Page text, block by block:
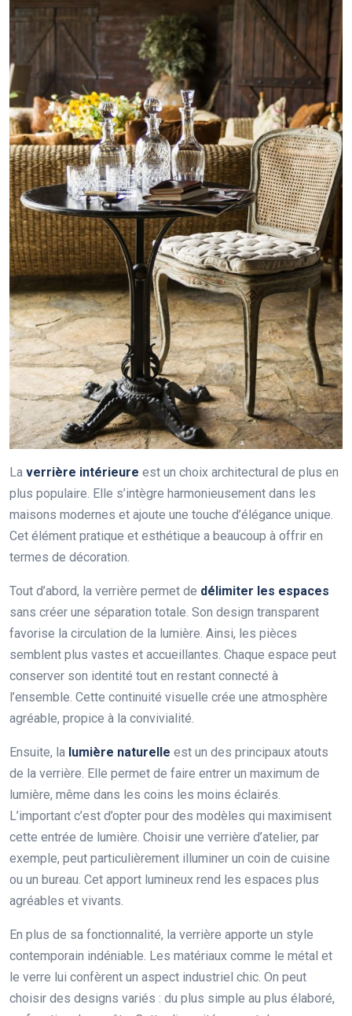
La verrière intérieure est un choix architectural de plus en
plus populaire. Elle s’intègre harmonieusement dans les
maisons modernes et ajoute une touche d’élégance unique.
Cet élément pratique et esthétique a beaucoup à offrir en
termes de décoration.
Tout d’abord, la verrière permet de délimiter les espaces
sans créer une séparation totale. Son design transparent
favorise la circulation de la lumière. Ainsi, les pièces
semblent plus vastes et accueillantes. Chaque espace peut
conserver son identité tout en restant connecté à
l’ensemble. Cette continuité visuelle crée une atmosphère
agréable, propice à la convivialité.
Ensuite, la lumière naturelle est un des principaux atouts
de la verrière. Elle permet de faire entrer un maximum de
lumière, même dans les coins les moins éclairés.
L’important c’est d’opter pour des modèles qui maximisent
cette entrée de lumière. Choisir une verrière d’atelier, par
exemple, peut particulièrement illuminer un coin de cuisine
ou un bureau. Cet apport lumineux rend les espaces plus
agréables et vivants.
En plus de sa fonctionnalité, la verrière apporte un style
contemporain indéniable. Les matériaux comme le métal et
le verre lui confèrent un aspect industriel chic. On peut
choisir des designs variés : du plus simple au plus élaboré,